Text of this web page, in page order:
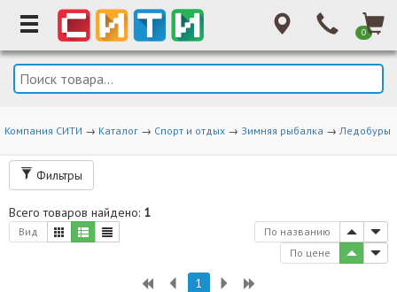
0
Компания СИТИ → Каталог → Спорт и отдых → Зимняя рыбалка → Ледобуры
Фильтры
Всего товаров найдено: 1
Вид
По названию
По цене
1